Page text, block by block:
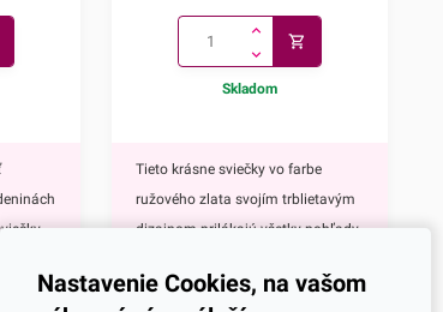
majú
Skladom
Tieto krásne sviečky vo farbe
ružového zlata svojím trblietavým
dizajnom prilákajú všetky pohľady.
elegantnú a slávnostnú atmosféru
2,12 € s DPH
Nastavenie Cookies, na vašom